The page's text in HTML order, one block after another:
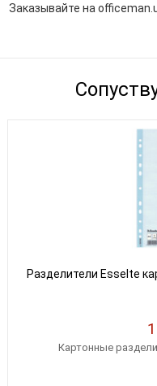
Заказывайте на
Разделители Esselte
Картонные